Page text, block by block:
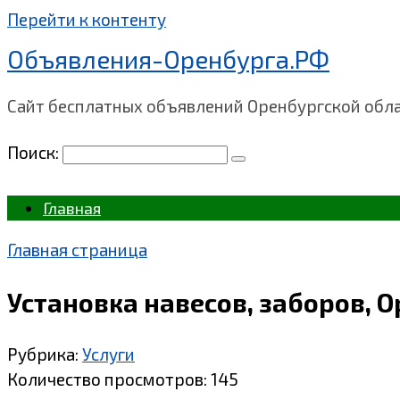
Перейти к контенту
Объявления-Оренбурга.РФ
Сайт бесплатных объявлений Оренбургской
Поиск:
Главная
Главная страница
Установка навесов, заборов,
Рубрика: Услуги
Количество просмотров: 145